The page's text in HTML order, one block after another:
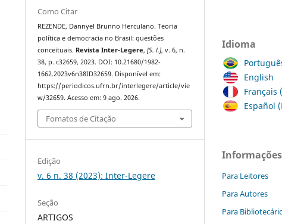
Como Citar
REZENDE, Dannyel Brunno Herculano. Teoria
política e democracia no Brasil: questões
conceituais. Revista Inter-Legere,[S. l.], v. 6, n.
38, p. c32659, 2023. DOI: 10.21680/1982-
1662.2023v6n38ID32659. Disponível em:
https://periodicos.ufrn.br/interlegere/article/vie
w/32659. Acesso em: 9 ago. 2026.
Fomatos de Citação
Edição
v. 6 n. 38 (2023): Inter-Legere
Seção
ARTIGOS
Idioma
English
Français
Español
Informações
Para Leitores
Para Autores
Para